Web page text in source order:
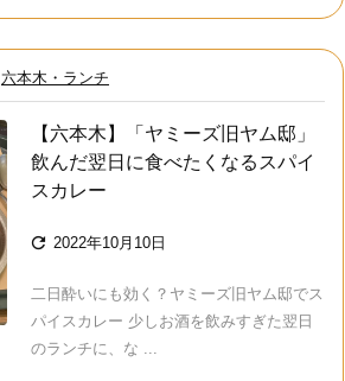
六本木・ランチ
【六本木】「ヤミーズ旧ヤム邸」
飲んだ翌日に食べたくなるスパイ
スカレー
 2022年10月10日
二日酔いにも効く？ヤミーズ旧ヤム邸でス
パイスカレー 少しお酒を飲みすぎた翌日
のランチに、な ...